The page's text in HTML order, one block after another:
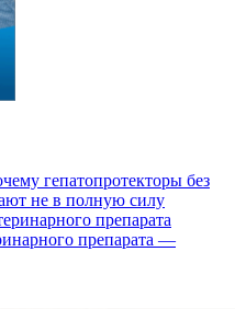
гепатопротекторы без
не в полную силу
препарата
препарата —